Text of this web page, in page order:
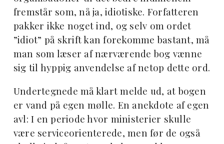
fremstår som, nå ja, idiotiske. Forfatteren
pakker ikke noget ind, og selv om ordet
”idiot” på skrift kan forekomme bastant, må
man som læser af nærværende bog vænne
sig til hyppig anvendelse af netop dette ord.
Undertegnede må klart melde ud, at bogen
er vand på egen mølle. En anekdote af egen
avl: I en periode hvor ministerier skulle
være serviceorienterede, men før de også